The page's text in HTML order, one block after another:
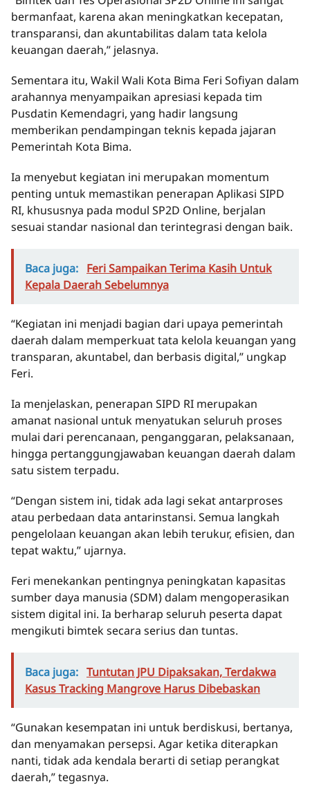
bermanfaat, karena akan meningkatkan kecepatan,
transparansi, dan akuntabilitas dalam tata kelola
keuangan daerah,” jelasnya.
Sementara itu, Wakil Wali Kota Bima Feri Sofiyan dalam
arahannya menyampaikan apresiasi kepada tim
Pusdatin Kemendagri, yang hadir langsung
memberikan pendampingan teknis kepada jajaran
Pemerintah Kota Bima.
Ia menyebut kegiatan ini merupakan momentum
penting untuk memastikan penerapan Aplikasi SIPD
RI, khususnya pada modul SP2D Online, berjalan
sesuai standar nasional dan terintegrasi dengan baik.
Baca juga: Feri Sampaikan Terima Kasih Untuk
Kepala Daerah Sebelumnya
“Kegiatan ini menjadi bagian dari upaya pemerintah
daerah dalam memperkuat tata kelola keuangan yang
transparan, akuntabel, dan berbasis digital,” ungkap
Feri.
Ia menjelaskan, penerapan SIPD RI merupakan
amanat nasional untuk menyatukan seluruh proses
mulai dari perencanaan, penganggaran, pelaksanaan,
hingga pertanggungjawaban keuangan daerah dalam
satu sistem terpadu.
“Dengan sistem ini, tidak ada lagi sekat antarproses
atau perbedaan data antarinstansi. Semua langkah
pengelolaan keuangan akan lebih terukur, efisien, dan
tepat waktu,” ujarnya.
Feri menekankan pentingnya peningkatan kapasitas
sumber daya manusia (SDM) dalam mengoperasikan
sistem digital ini. Ia berharap seluruh peserta dapat
mengikuti bimtek secara serius dan tuntas.
Baca juga: Tuntutan JPU Dipaksakan, Terdakwa
Kasus Tracking Mangrove Harus Dibebaskan
“Gunakan kesempatan ini untuk berdiskusi, bertanya,
dan menyamakan persepsi. Agar ketika diterapkan
nanti, tidak ada kendala berarti di setiap perangkat
daerah,” tegasnya.